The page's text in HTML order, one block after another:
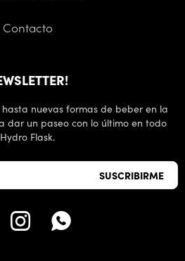
Contacto
nuevas formas de beber en la
dar un paseo con lo último en todo
Hydro Flask.
SUSCRIBIRME
 